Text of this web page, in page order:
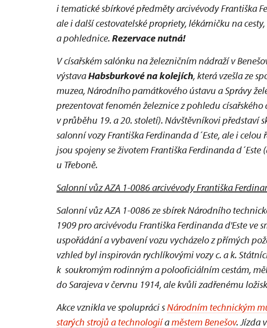
i tematické sbírkové předměty arcivévody Františka
ale i další cestovatelské propriety, lékárničku na
a pohlednice. Rezervace nutná!
V císařském salónku na železničním nádraží v
výstavaHabsburkové na kolejích, která vzešla ze
muzea, Národního památkového ústavu a Správy
prezentovat fenomén železnice z pohledu
v průběhu 19. a 20. století). Návštěvníkovi představí
salonní vozy Františka Ferdinanda d´Este, ale i
jsou spojeny se životem Františka Ferdinanda
u Třeboně.
Salonní vůz AZA 1-0086 arcivévody Františka
Salonní vůz AZA 1-0086 ze sbírek Národního
1909 pro arcivévodu Františka Ferdinanda d'Este ve
uspořádání a vybavení vozu vycházelo z přímých
vzhled byl inspirován rychlíkovými vozy c. a k.
k soukromým rodinným a polooficiálním cestám,
do Sarajeva v červnu 1914, ale kvůli zadřenému
Akce vznikla ve spolupráci sNárodním technickým
starých strojů a technologiíaměstem Benešov. Jízda